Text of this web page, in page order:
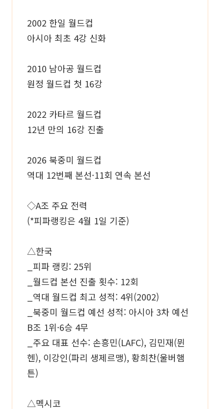
2002 한일 월드컵
아시아 최초 4강 신화
2010 남아공 월드컵
원정 월드컵 첫 16강
2022 카타르 월드컵
12년 만의 16강 진출
2026 북중미 월드컵
역대 12번째 본선·11회 연속 본선
◇A조 주요 전력
(*피파랭킹은 4월 1일 기준)
△한국
_피파 랭킹: 25위
_월드컵 본선 진출 횟수: 12회
_역대 월드컵 최고 성적: 4위(2002)
_북중미 월드컵 예선 성적: 아시아 3차 예선
B조 1위·6승 4무
_주요 대표 선수: 손흥민(LAFC), 김민재(뮌
헨), 이강인(파리 생제르맹), 황희찬(울버햄
튼)
△멕시코